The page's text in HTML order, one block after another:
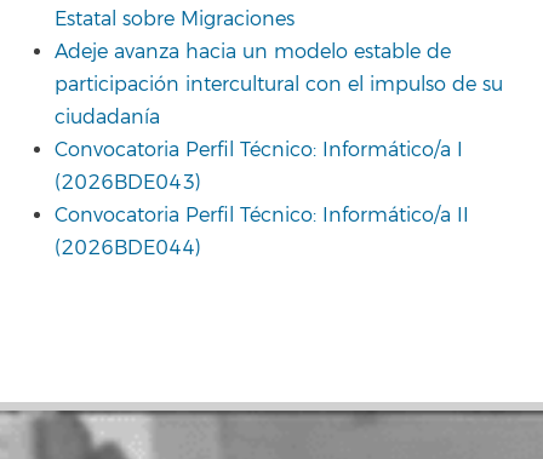
Estatal sobre Migraciones
Adeje avanza hacia un modelo estable de
participación intercultural con el impulso de su
ciudadanía
Convocatoria Perfil Técnico: Informático/a I
(2026BDE043)
Convocatoria Perfil Técnico: Informático/a II
(2026BDE044)